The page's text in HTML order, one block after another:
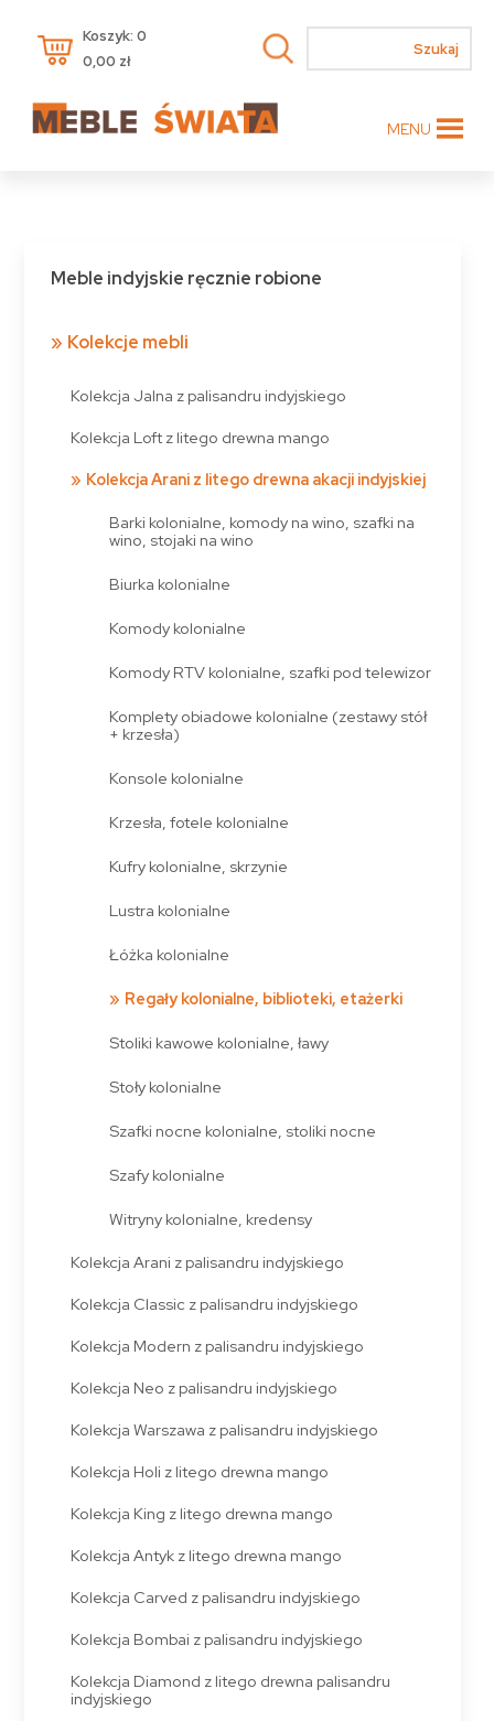
Koszyk: 0
0,00 zł
MENU
Meble indyjskie ręcznie robione
Kolekcje mebli
Kolekcja Jalna z palisandru indyjskiego
Kolekcja Loft z litego drewna mango
Kolekcja Arani z litego drewna akacji indyjskiej
Barki kolonialne, komody na wino, szafki na
wino, stojaki na wino
Biurka kolonialne
Komody kolonialne
Komody RTV kolonialne, szafki pod telewizor
Komplety obiadowe kolonialne (zestawy stół
+ krzesła)
Konsole kolonialne
Krzesła, fotele kolonialne
Kufry kolonialne, skrzynie
Lustra kolonialne
Łóżka kolonialne
Regały kolonialne, biblioteki, etażerki
Stoliki kawowe kolonialne, ławy
Stoły kolonialne
Szafki nocne kolonialne, stoliki nocne
Szafy kolonialne
Witryny kolonialne, kredensy
Kolekcja Arani z palisandru indyjskiego
Kolekcja Classic z palisandru indyjskiego
Kolekcja Modern z palisandru indyjskiego
Kolekcja Neo z palisandru indyjskiego
Kolekcja Warszawa z palisandru indyjskiego
Kolekcja Holi z litego drewna mango
Kolekcja King z litego drewna mango
Kolekcja Antyk z litego drewna mango
Kolekcja Carved z palisandru indyjskiego
Kolekcja Bombai z palisandru indyjskiego
Kolekcja Diamond z litego drewna palisandru
indyjskiego